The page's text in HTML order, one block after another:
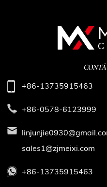
+86-13735915463
+86-0578-6123999
sales1@zjmeixi.com
+86-13735915463